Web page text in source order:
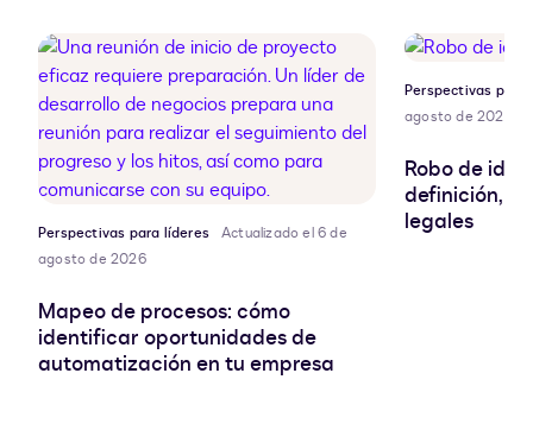
Perspectivas para líderes
Actualizado el 6 de
agosto de 2026
Mapeo de procesos: cómo
identificar oportunidades de
automatización en tu empresa
Perspectivas para
agosto de 2026
Robo de
definición,
legales